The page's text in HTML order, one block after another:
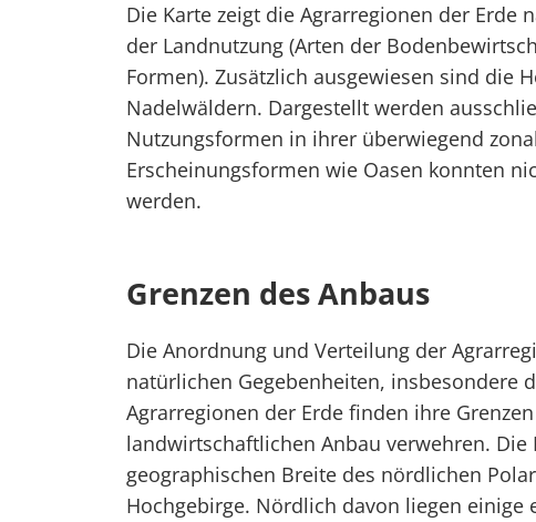
Die Karte zeigt die Agrarregionen der Erde
der Landnutzung (Arten der
Formen). Zusätzlich ausgewiesen sind die
Nadelwäldern. Dargestellt werden
Nutzungsformen in ihrer überwiegend
Erscheinungsformen wie Oasen konnten
werden.
Grenzen des Anbaus
Die Anordnung und Verteilung der
natürlichen Gegebenheiten, insbesondere
Agrarregionen der Erde finden ihre
landwirtschaftlichen Anbau verwehren.
geographischen Breite des nördlichen
Hochgebirge. Nördlich davon liegen